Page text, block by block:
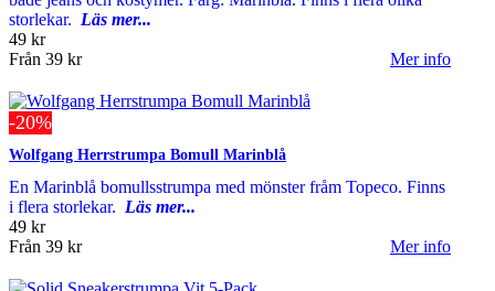
storlekar. Läs mer...
49 kr
Från 39 kr Mer info
-20%
Wolfgang Herrstrumpa Bomull Marinblå
En Marinblå bomullsstrumpa med mönster fråm Topeco. Finns
i flera storlekar. Läs mer...
49 kr
Från 39 kr Mer info